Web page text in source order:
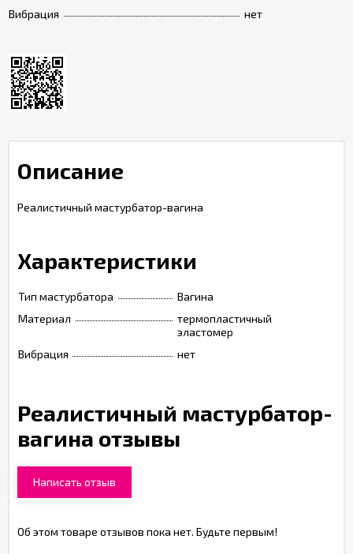
Вибрация нет
Описание
Реалистичный мастурбатор-вагина
Характеристики
Тип мастурбатора
Вагина
Материал
термопластичный
эластомер
Вибрация
нет
Реалистичный мастурбатор-
вагина отзывы
Написать отзыв
Об этом товаре отзывов пока нет. Будьте первым!